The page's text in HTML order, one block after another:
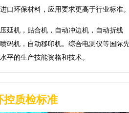
口环保材料，应用要求更高于行业标准
延机，贴合机，自动冲边机，自动折线
码机，自动移印机。综合电测仪等国际
平的生产技能资格和技术。
控质检标准